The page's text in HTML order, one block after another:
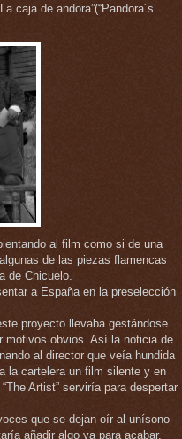
caja de andora”(“Pandora´s
al film como si de una
de las piezas flamencas
de Chicuelo.
a España en la preselección
proyecto llevaba gestándose
motivos obvios. Así la noticia de
al director que veía hundida
la cartelera un film silente y en
Artist” serviría para despertar
que se dejan oír al unísono
añadir algo ya para acabar.